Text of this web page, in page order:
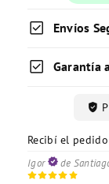
check_box Envíos
check_box Garantía
verified_user
Recibí el
Igor de
Excelente
Mayra de Lince
Recibí todo
Vanessa de